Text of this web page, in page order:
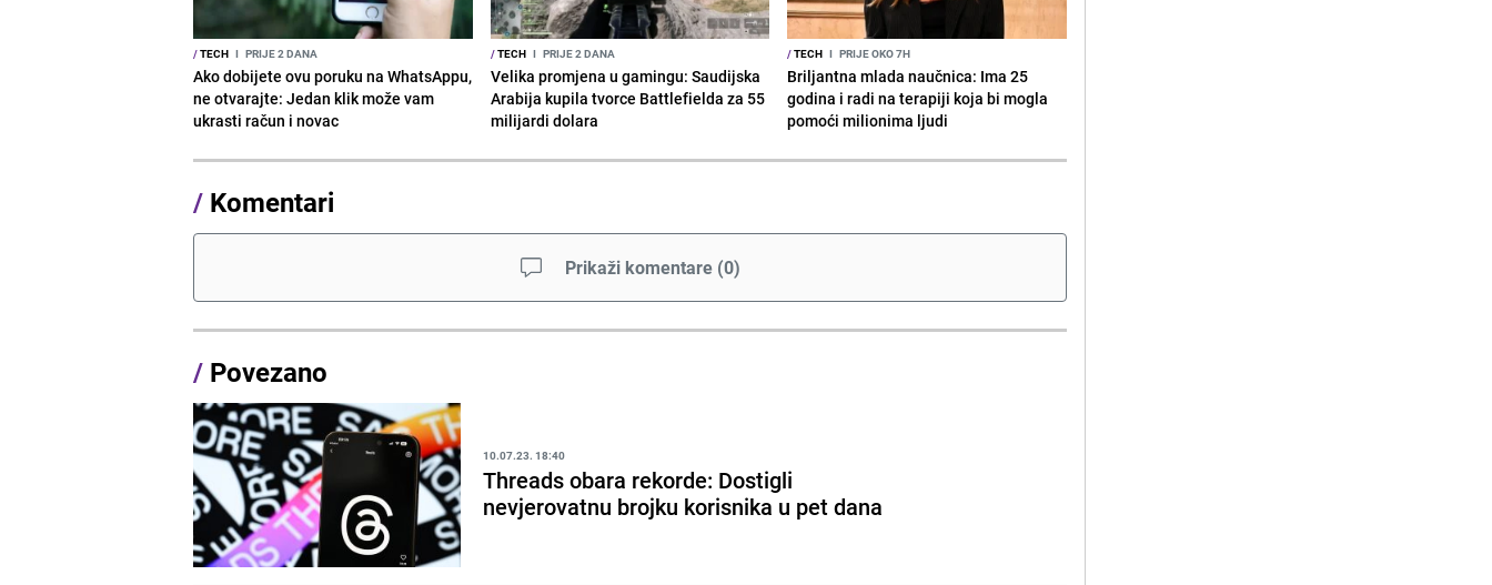
/TECH I PRIJE 2 DANA
Ako dobijete ovu poruku na WhatsAppu,
ne otvarajte: Jedan klik može vam
ukrasti račun i novac
/TECH I PRIJE 2 DANA
Velika promjena u gamingu: Saudijska
Arabija kupila tvorce Battlefielda za 55
milijardi dolara
/TECH I PRIJE OKO 7H
Briljantna mlada naučnica: Ima 25
godina i radi na terapiji koja bi mogla
pomoći milionima ljudi
/ Komentari
Prikaži komentare (0)
/ Povezano
10.07.23. 18:40
Threads obara rekorde: Dostigli
nevjerovatnu brojku korisnika u pet dana